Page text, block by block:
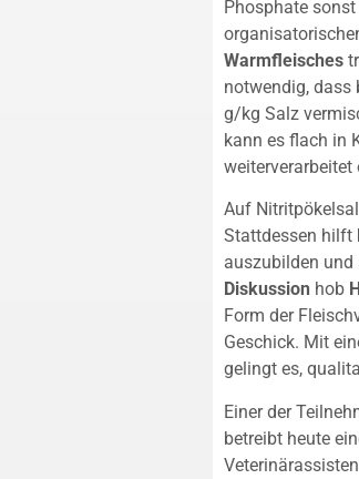
Phosphate
Warmfleisches
notwendig,
g/kg Salz
kann es flach in
Auf
Stattdessen hilft
auszubilden und
Diskussion hob
Form der
Geschick. Mit
gelingt es,
Einer der
betreibt heute